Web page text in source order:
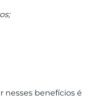
nesses benefícios é